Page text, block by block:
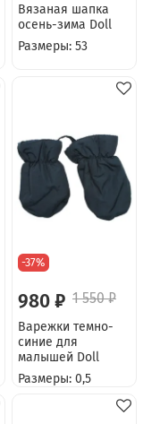
Вязаная шапка
осень-зима Doll
Размеры: 53
-37%
980 ₽ 1 550 ₽
Варежки темно-
синие для
малышей Doll
Размеры: 0,5